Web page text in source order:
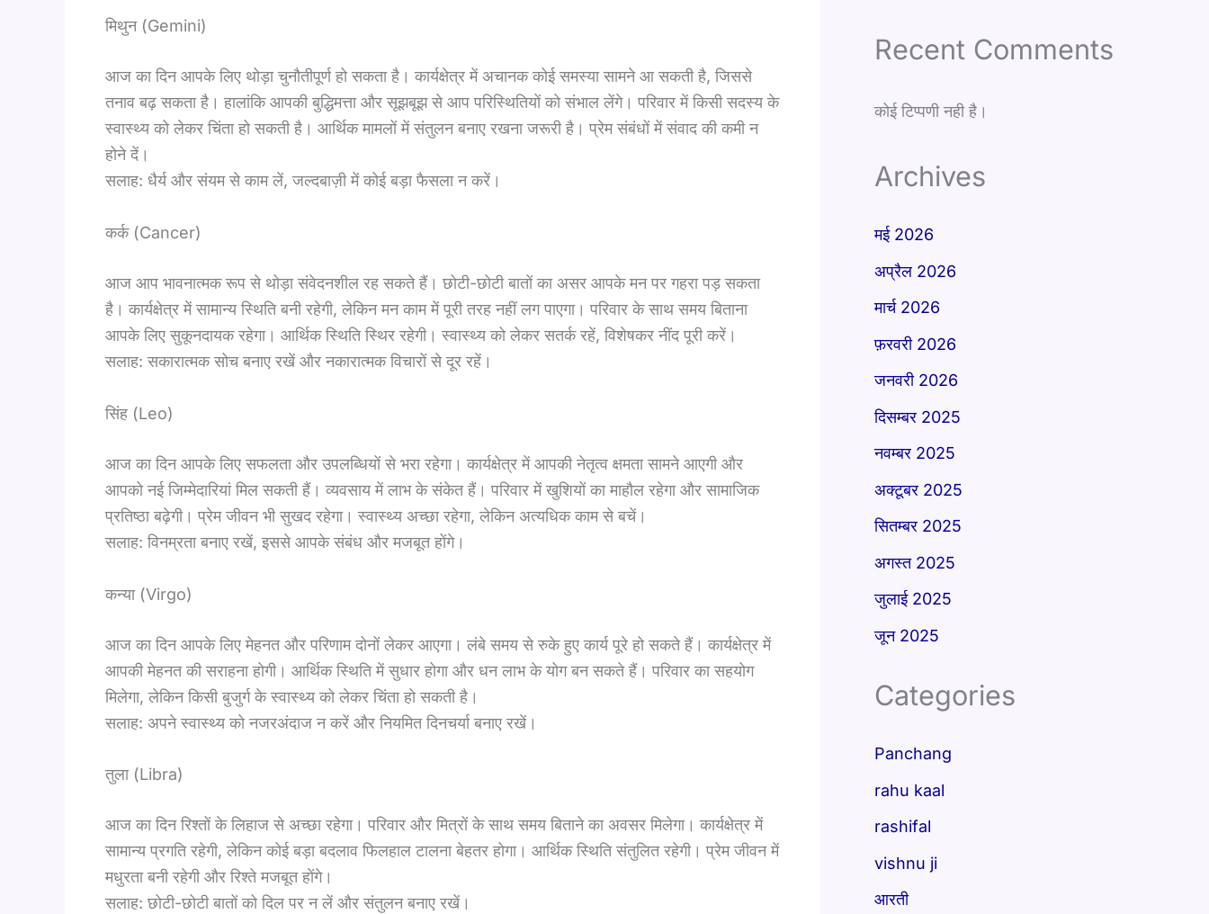
मिथुन (Gemini)
आज का दिन आपके लिए थोड़ा चुनौतीपूर्ण हो सकता है। कार्यक्षेत्र में अचानक कोई समस्या सामने आ सकती है, जिससे
तनाव बढ़ सकता है। हालांकि आपकी बुद्धिमत्ता और सूझबूझ से आप परिस्थितियों को संभाल लेंगे। परिवार में किसी सदस्य के
स्वास्थ्य को लेकर चिंता हो सकती है। आर्थिक मामलों में संतुलन बनाए रखना जरूरी है। प्रेम संबंधों में संवाद की कमी न
होने दें।
सलाह: धैर्य और संयम से काम लें, जल्दबाज़ी में कोई बड़ा फैसला न करें।
कर्क (Cancer)
आज आप भावनात्मक रूप से थोड़ा संवेदनशील रह सकते हैं। छोटी-छोटी बातों का असर आपके मन पर गहरा पड़ सकता
है। कार्यक्षेत्र में सामान्य स्थिति बनी रहेगी, लेकिन मन काम में पूरी तरह नहीं लग पाएगा। परिवार के साथ समय बिताना
आपके लिए सुकूनदायक रहेगा। आर्थिक स्थिति स्थिर रहेगी। स्वास्थ्य को लेकर सतर्क रहें, विशेषकर नींद पूरी करें।
सलाह: सकारात्मक सोच बनाए रखें और नकारात्मक विचारों से दूर रहें।
सिंह (Leo)
आज का दिन आपके लिए सफलता और उपलब्धियों से भरा रहेगा। कार्यक्षेत्र में आपकी नेतृत्व क्षमता सामने आएगी और
आपको नई जिम्मेदारियां मिल सकती हैं। व्यवसाय में लाभ के संकेत हैं। परिवार में खुशियों का माहौल रहेगा और सामाजिक
प्रतिष्ठा बढ़ेगी। प्रेम जीवन भी सुखद रहेगा। स्वास्थ्य अच्छा रहेगा, लेकिन अत्यधिक काम से बचें।
सलाह: विनम्रता बनाए रखें, इससे आपके संबंध और मजबूत होंगे।
कन्या (Virgo)
आज का दिन आपके लिए मेहनत और परिणाम दोनों लेकर आएगा। लंबे समय से रुके हुए कार्य पूरे हो सकते हैं। कार्यक्षेत्र में
आपकी मेहनत की सराहना होगी। आर्थिक स्थिति में सुधार होगा और धन लाभ के योग बन सकते हैं। परिवार का सहयोग
मिलेगा, लेकिन किसी बुजुर्ग के स्वास्थ्य को लेकर चिंता हो सकती है।
सलाह: अपने स्वास्थ्य को नजरअंदाज न करें और नियमित दिनचर्या बनाए रखें।
तुला (Libra)
आज का दिन रिश्तों के लिहाज से अच्छा रहेगा। परिवार और मित्रों के साथ समय बिताने का अवसर मिलेगा। कार्यक्षेत्र में
सामान्य प्रगति रहेगी, लेकिन कोई बड़ा बदलाव फिलहाल टालना बेहतर होगा। आर्थिक स्थिति संतुलित रहेगी। प्रेम जीवन में
मधुरता बनी रहेगी और रिश्ते मजबूत होंगे।
सलाह: छोटी-छोटी बातों को दिल पर न लें और संतुलन बनाए रखें।
Recent Comments
कोई टिप्पणी नही है।
Archives
मई 2026
अप्रैल 2026
मार्च 2026
फ़रवरी 2026
जनवरी 2026
दिसम्बर 2025
नवम्बर 2025
अक्टूबर 2025
सितम्बर 2025
अगस्त 2025
जुलाई 2025
जून 2025
Categories
Panchang
rahu kaal
rashifal
vishnu ji
आरती